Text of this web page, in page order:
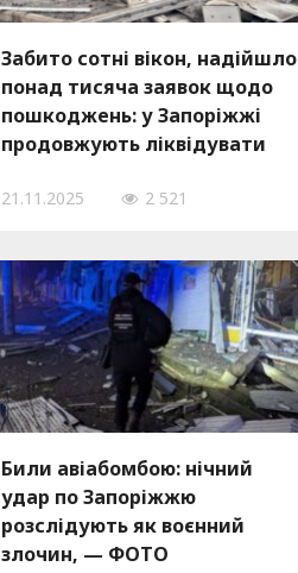
Забито сотні вікон, надійшло
понад тисяча заявок щодо
пошкоджень: у Запоріжжі
продовжують ліквідувати
по Шевченківському району
21.11.2025 2 521
Били авіабомбою: нічний
удар по Запоріжжю
розслідують як воєнний
злочин, — ФОТО